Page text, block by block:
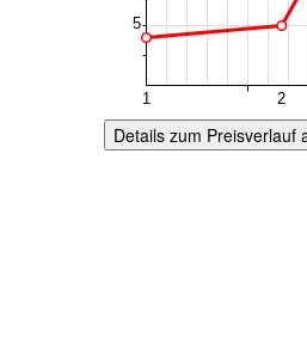
Details zum Preisverlauf